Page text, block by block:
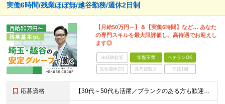
実働6時間/残業ほぼ無/越谷勤務/週休2日制
【月給50万円～】＆【実働6時間】など… あなた
の専門スキルを最大限評価し、高待遇でお迎えし
ます◎
未経験歓迎 学歴不問 ベテランOK
完全週休2日 賞与複数月 面接1回
応募資格 【30代～50代も活躍／ブランクのある方も歓迎します】 ●1級建築士または2級建築士の資格をお持ちの方 ※学歴不問 ★こんな方を歓迎します！ ・年齢や体力面を考慮して、ゆとりある働き方にシフトしたい